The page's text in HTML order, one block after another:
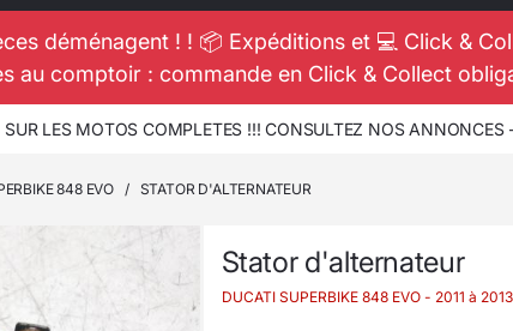
déménagent ! ! 📦 Expéditions et 💻 Click &
au comptoir : commande en Click & Collect
LES MOTOS COMPLETES !!! CONSULTEZ NOS
848 EVO / STATOR D'ALTERNATEUR
Stator d'alternateur
DUCATI SUPERBIKE 848 EVO- 2011 à 2013